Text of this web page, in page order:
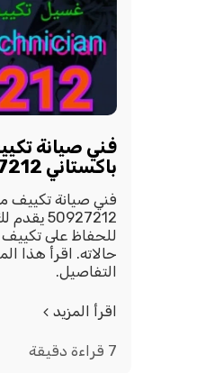
فني صيانة
باكستاني 50927212
فني صيانة تكييف
للحفاظ على
حالاته. اقرأ هذا
التفاصيل.
اقرأ المزيد
7 قراءة دقيقة